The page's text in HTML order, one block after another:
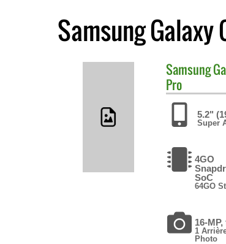
Samsung Galaxy
Samsung
Pro
5.2"
Super
4GO
SoC
64GO
16-MP,
1
Photo